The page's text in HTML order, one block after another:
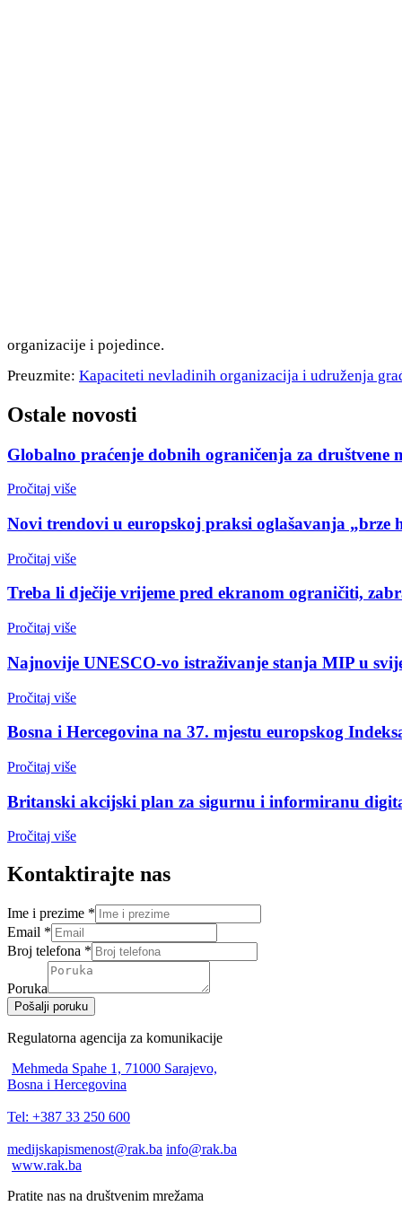
organizacije i pojedince.
Preuzmite: Kapaciteti nevladinih organizacija i udruženja
Ostale novosti
Globalno praćenje dobnih ograničenja za društvene
Pročitaj više
Novi trendovi u europskoj praksi oglašavanja „brze
Pročitaj više
Treba li dječije vrijeme pred ekranom ograničiti,
Pročitaj više
Najnovije UNESCO-vo istraživanje stanja MIP u
Pročitaj više
Bosna i Hercegovina na 37. mjestu europskog
Pročitaj više
Britanski akcijski plan za sigurnu i informiranu
Pročitaj više
Kontaktirajte nas
Ime i prezime *
Email *
Broj telefona *
Poruka
Pošalji poruku
Regulatorna agencija za komunikacije
Mehmeda Spahe 1, 71000 Sarajevo,
Bosna i Hercegovina
Tel: +387 33 250 600
medijskapismenost@rak.ba info@rak.ba
www.rak.ba
Pratite nas na društvenim mrežama